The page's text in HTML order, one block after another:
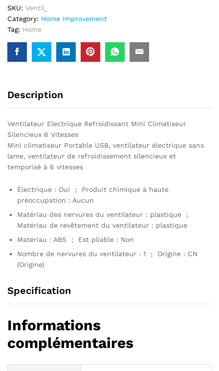
Silencieux
6
Vitesses
SKU: Ventil_
Category: Home Improvement
Tag: Home
Description
Ventilateur Electrique Refroidissant Mini Climatiseur
Silencieux 6 Vitesses
Mini climatiseur Portable USB, ventilateur électrique sans
lame, ventilateur de refroidissement silencieux et
temporisé à 6 vitesses
Électrique : Oui ; Produit chimique à haute
préoccupation : Aucun
Matériau des nervures du ventilateur : plastique ;
Matériau de revêtement du ventilateur : plastique
Matériau : ABS ; Est pliable : Non
Nombre de nervures du ventilateur : 1 ; Origine : CN
(Origine)
Specification
Informations
complémentaires